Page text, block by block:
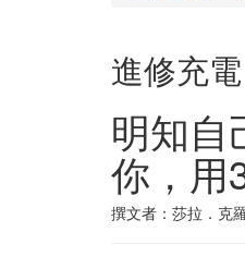
進修充電
明知自
你，用
撰文者：莎拉．克